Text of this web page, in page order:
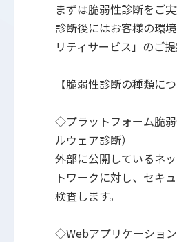
まずは脆弱性診断をご実
診断後にはお客様の環
リティサービス」のご提
【脆弱性診断の種類につ
◇プラットフォーム脆
ルウェア診断）
外部に公開しているネ
トワークに対し、セキ
検査します。
◇Webアプリケーショ